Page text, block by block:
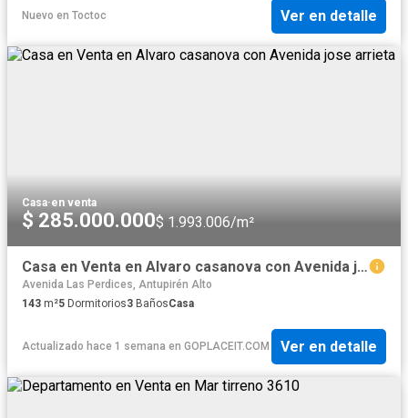
Nuevo en Toctoc Ver en detalle
Casa·en venta
$ 285.000.000$ 1.993.006/m²
Casa en Venta en Alvaro casanova con Avenida jose arrieta
Avenida Las Perdices, Antupirén Alto
143 m²5 Dormitorios3 BañosCasa
Actualizado hace 1 semana en GOPLACEIT.COM Ver en detalle